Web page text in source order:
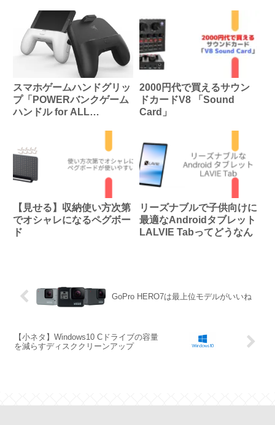
スマホゲームハンドグリッ
プ「POWERバンクゲーム
ハンドル for ALL
2000円代で買えるサウン
ドカードV8 「Sound
Card」
【見せる】収納使い方次第
でオシャレになるペグボー
ド
リーズナブルで子供向けに
最適なAndroidタブレット
LALVIE Tabってどうなん
GoPro HERO7は最上位モデルがいいね
【小ネタ】Windows10 Cドライブの容量
を減らすディスククリーンアップ